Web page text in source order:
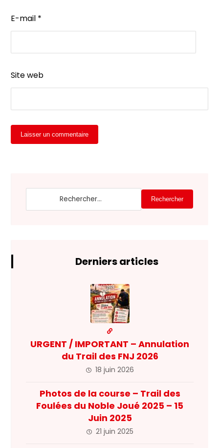
E-mail *
Site web
Laisser un commentaire
Rechercher
Derniers articles
URGENT / IMPORTANT – Annulation
du Trail des FNJ 2026
18 juin 2026
Photos de la course – Trail des
Foulées du Noble Joué 2025 – 15
Juin 2025
21 juin 2025